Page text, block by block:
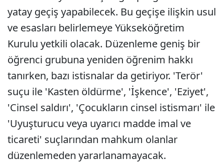
yatay geçiş yapabilecek. Bu geçişe ilişkin usul
ve esasları belirlemeye Yükseköğretim
Kurulu yetkili olacak. Düzenleme geniş bir
öğrenci grubuna yeniden öğrenim hakkı
tanırken, bazı istisnalar da getiriyor. 'Terör'
suçu ile 'Kasten öldürme', 'İşkence', 'Eziyet',
'Cinsel saldırı', 'Çocukların cinsel istismarı' ile
'Uyuşturucu veya uyarıcı madde imal ve
ticareti' suçlarından mahkum olanlar
düzenlemeden yararlanamayacak.